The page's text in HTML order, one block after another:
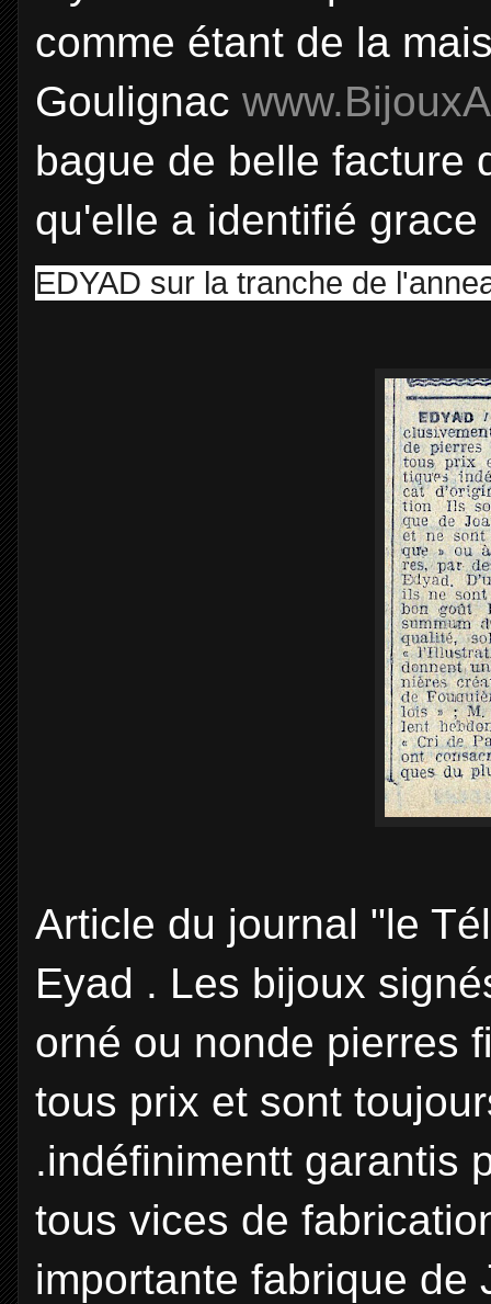
comme étant de la
Goulignac
bague de belle facture
qu'elle a identifié
EDYAD sur la tranche de
Article du journal "le
Eyad . Les bijoux
orné ou nonde pierres
tous prix et sont
.indéfinimentt garantis
tous vices de
importante fabrique de